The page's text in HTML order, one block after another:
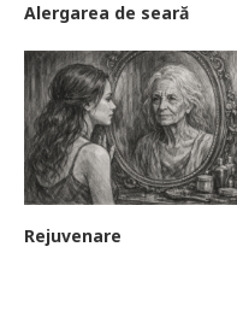
Alergarea de seară
Rejuvenare